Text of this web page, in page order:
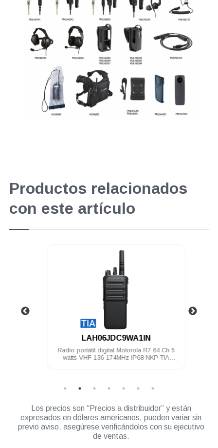
Productos relacionados
con este artículo
LAH06JDC9WA1IN
Radio portátil digital Motorola R7 64 Ch 5
watts VHF 136-174MHz IP68 NKP TIA
Los precios son “Precios a distribuidor” y están
expresados en dólares americanos, pueden variar sin
previo aviso, asegúrese verificándolos con su ejecutivo
de ventas.